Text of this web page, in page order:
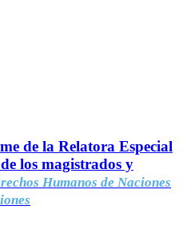
de la Relatora Especial
los magistrados y
Humanos de Naciones